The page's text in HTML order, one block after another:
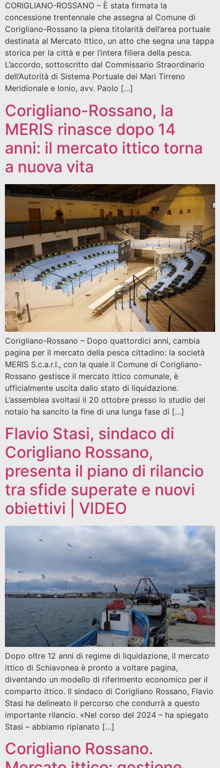
CORIGLIANO-ROSSANO – È stata firmata la
concessione trentennale che assegna al Comune di
Corigliano-Rossano la piena titolarità dell’area portuale
destinata al Mercato Ittico, un atto che segna una tappa
storica per la città e per l’intera filiera della pesca.
L’accordo, sottoscritto dal Commissario Straordinario
dell’Autorità di Sistema Portuale dei Mari Tirreno
Meridionale e Ionio, avv. Paolo […]
Corigliano-Rossano, la
MERIS rinasce dopo 14
anni: il mercato ittico torna
a nuova vita
Corigliano-Rossano – Dopo quattordici anni, cambia
pagina per il mercato della pesca cittadino: la società
MERIS S.c.a.r.l., con la quale il Comune di Corigliano-
Rossano gestisce il mercato ittico comunale, è
ufficialmente uscita dallo stato di liquidazione.
L’assemblea svoltasi il 20 ottobre presso lo studio del
notaio ha sancito la fine di una lunga fase di […]
Flavio Stasi, sindaco di
Corigliano Rossano,
presenta il piano di rilancio
tra sfide superate e nuovi
obiettivi | VIDEO
Dopo oltre 12 anni di regime di liquidazione, il mercato
ittico di Schiavonea è pronto a voltare pagina,
diventando un modello di riferimento economico per il
comparto ittico. Il sindaco di Corigliano Rossano, Flavio
Stasi ha delineato il percorso che condurrà a questo
importante rilancio. «Nel corso del 2024 – ha spiegato
Stasi – abbiamo ripianato […]
Corigliano Rossano.